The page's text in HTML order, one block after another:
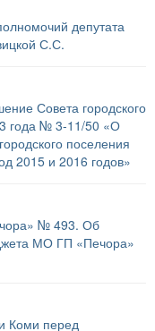
депутата
С.С.
Совета городского
года № 3-11/50 «О
поселения
2015 и 2016 годов»
№ 493. Об
МО ГП «Печора»
Коми перед